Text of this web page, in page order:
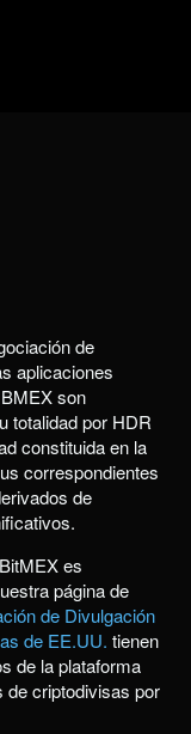
de
aplicaciones
son
totalidad por HDR
constituida en la
correspondientes
de
es
página de
de Divulgación
de EE.UU. tienen
de la plataforma
de criptodivisas por